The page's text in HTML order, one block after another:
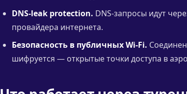
DNS-leak protection. DNS-запросы идут
провайдера интернета.
Безопасность в публичных Wi-Fi.
шифруется — открытые точки доступа в